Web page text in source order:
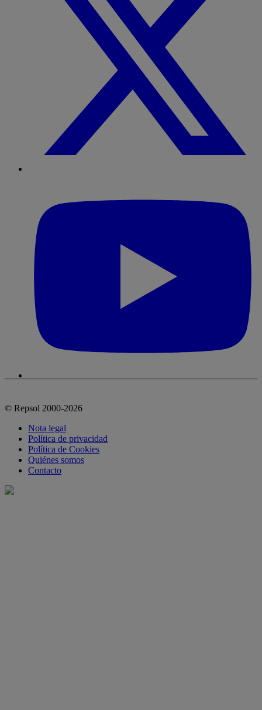
© Repsol 2000-2026
Nota legal
Política de privacidad
Política de Cookies
Quiénes somos
Contacto